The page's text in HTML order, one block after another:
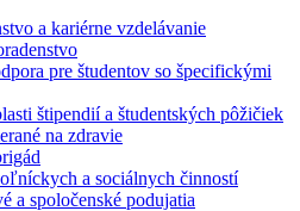
a kariérne vzdelávanie
pre študentov so špecifickými
štipendií a študentských pôžičiek
na zdravie
a sociálnych činností
a spoločenské podujatia